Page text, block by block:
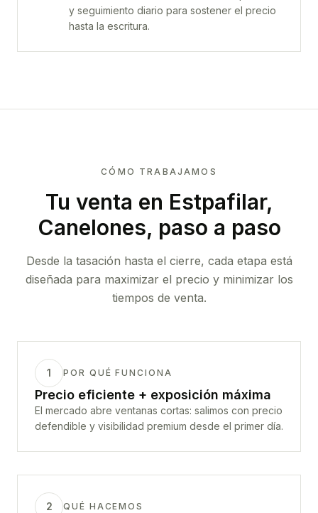
y seguimiento diario para sostener el precio
hasta la escritura.
CÓMO TRABAJAMOS
Tu venta en Estpafilar,
Canelones, paso a paso
Desde la tasación hasta el cierre, cada etapa está
diseñada para maximizar el precio y minimizar los
tiempos de venta.
1 POR QUÉ FUNCIONA
Precio eficiente + exposición máxima
El mercado abre ventanas cortas: salimos con precio
defendible y visibilidad premium desde el primer día.
2 QUÉ HACEMOS